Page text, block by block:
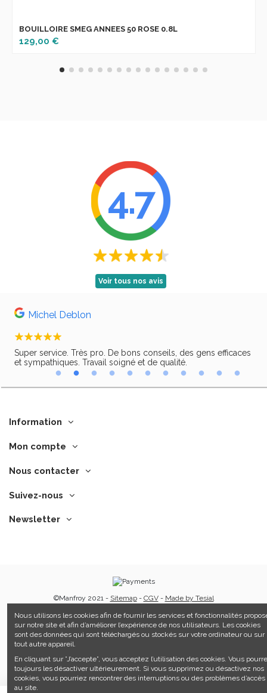
BOUILLOIRE SMEG ANNEES 50 ROSE 0.8L
129,00 €
4.7
Voir tous nos avis
Michel Deblon
Super service. Très pro. De bons conseils, des gens efficaces
et sympathiques. Travail soigné et de qualité.
Information
Mon compte
Nous contacter
Suivez-nous
Newsletter
©Manfroy 2021 - Sitemap- CGV- Made by Tesial
Nous utilisons les cookies afin de fournir les services et fonctionnalités
sur notre site et afin d’améliorer l’expérience de nos utilisateurs. Les cookies
sont des données qui sont téléchargés ou stockés sur votre ordinateur ou sur
tout autre appareil.
En cliquant sur ”J’accepte”, vous acceptez l’utilisation des cookies. Vous
toujours les désactiver ultérieurement. Si vous supprimez ou désactivez nos
cookies, vous pourriez rencontrer des interruptions ou des problèmes d’accès
au site.